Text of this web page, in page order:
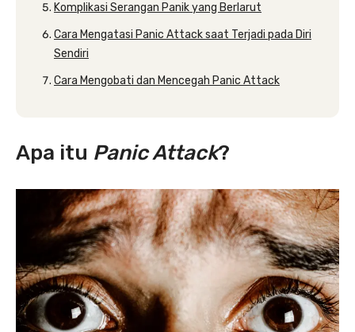
Komplikasi Serangan Panik yang Berlarut
Cara Mengatasi Panic Attack saat Terjadi pada Diri
Sendiri
Cara Mengobati dan Mencegah Panic Attack
Apa itu Panic Attack?